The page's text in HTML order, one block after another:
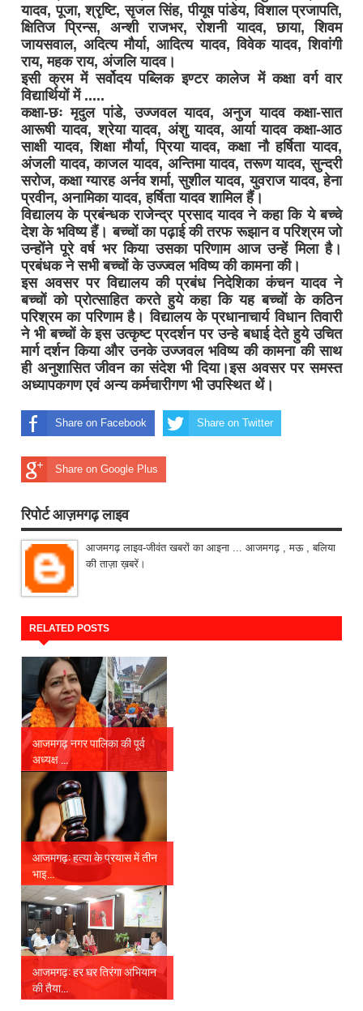
यादव, पूजा, श्रृष्टि, सृजल सिंह, पीयूष पांडेय, विशाल प्रजापति,
क्षितिज प्रिन्स, अन्शी राजभर, रोशनी यादव, छाया, शिवम
जायसवाल, अदित्य मौर्या, आदित्य यादव, विवेक यादव, शिवांगी
राय, महक राय, अंजलि यादव।
इसी क्रम में सर्वोदय पब्लिक इण्टर कालेज में कक्षा वर्ग वार
विद्यार्थियों में .....
कक्षा-छः मृदुल पांडे, उज्जवल यादव, अनुज यादव कक्षा-सात
आरूषी यादव, श्रेया यादव, अंशु यादव, आर्या यादव कक्षा-आठ
साक्षी यादव, शिक्षा मौर्या, प्रिया यादव, कक्षा नौ हर्षिता यादव,
अंजली यादव, काजल यादव, अन्तिमा यादव, तरूण यादव, सुन्दरी
सरोज, कक्षा ग्यारह अर्नव शर्मा, सुशील यादव, युवराज यादव, हेना
प्रवीन, अनामिका यादव, हर्षिता यादव शामिल हैं।
विद्यालय के प्रबंन्धक राजेन्द्र प्रसाद यादव ने कहा कि ये बच्चे
देश के भविष्य हैं। बच्चों का पढ़ाई की तरफ रूझान व परिश्रम जो
उन्होंने पूरे वर्ष भर किया उसका परिणाम आज उन्हें मिला है।
प्रबंधक ने सभी बच्चों के उज्ज्वल भविष्य की कामना की।
इस अवसर पर विद्यालय की प्रबंध निदेशिका कंचन यादव ने
बच्चों को प्रोत्साहित करते हुये कहा कि यह बच्चों के कठिन
परिश्रम का परिणाम है। विद्यालय के प्रधानाचार्य विधान तिवारी
ने भी बच्चों के इस उत्कृष्ट प्रदर्शन पर उन्हे बधाई देते हुये उचित
मार्ग दर्शन किया और उनके उज्जवल भविष्य की कामना की साथ
ही अनुशासित जीवन का संदेश भी दिया।इस अवसर पर समस्त
अध्यापकगण एवं अन्य कर्मचारीगण भी उपस्थित थें।
Share on Facebook Share on Twitter
Share on Google Plus
रिपोर्ट आज़मगढ़ लाइव
आजमगढ़ लाइव-जीवंत खबरों का आइना ... आजमगढ़ , मऊ , बलिया
की ताज़ा ख़बरें।
RELATED POSTS
आजमगढ़ नगर पालिका की पूर्व
अध्यक्ष ...
आजमगढ़: हत्या के प्रयास में तीन
भाइ...
आजमगढ़: हर घर तिरंगा अभियान
की तैया...